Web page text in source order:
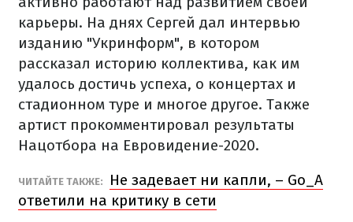
карьеры. На днях Сергей дал интервью
изданию "Укринформ", в котором
рассказал историю коллектива, как им
удалось достичь успеха, о концертах и
стадионном туре и многое другое. Также
артист прокомментировал результаты
Нацотбора на Евровидение-2020.
ЧИТАЙТЕ ТАКЖЕ:
Не задевает ни капли, – Go_A
ответили на критику в сети